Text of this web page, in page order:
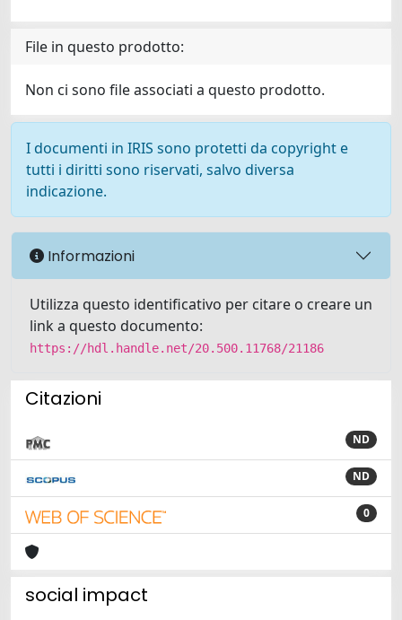
File in questo prodotto:
Non ci sono file associati a questo prodotto.
I documenti in IRIS sono protetti da copyright e
tutti i diritti sono riservati, salvo diversa
indicazione.
Informazioni
Utilizza questo identificativo per citare o creare un
link a questo documento:
https://hdl.handle.net/20.500.11768/21186
Citazioni
ND
ND
0
social impact